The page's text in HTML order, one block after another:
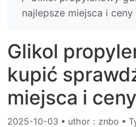
najlepsze miejsca i
Glikol
kupić
miejsca i
2025-10-03 • uthor：znbo •